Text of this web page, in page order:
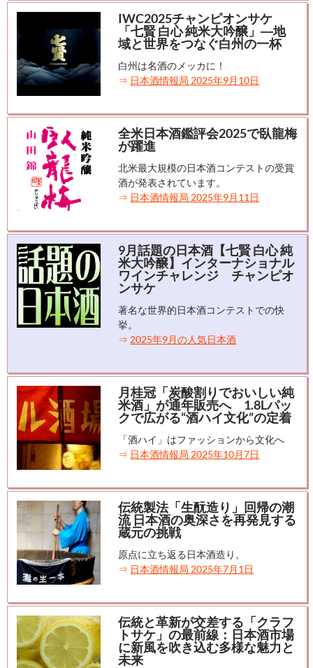
IWC2025チャンピオンサケ
「七賢 白心 純米大吟醸」―地
域と世界をつなぐ白州の一杯
白州は名酒のメッカに！
⇒ 日本酒情報局 2025年9月10日
全米日本酒鑑評会2025で臥龍梅
が躍進
北米最大規模の日本酒コンテストの受賞
酒が発表されています。
⇒ 日本酒情報局 2025年9月11日
9月話題の日本酒【七賢 白心 純
米大吟醸】インターナショナル
ワインチャレンジ チャンピオ
ンサケ
著名な世界的日本酒コンテストでの快
挙。
⇒ 2025年9月の人気日本酒
月桂冠「炭酸割りでおいしい純
米酒」が通年販売へ 1.8Lパッ
クで広がる“酒ハイ文化”の定着
「酒ハイ」はファッションから文化へ
⇒ 日本酒情報局 2025年10月7日
伝統製法「生酛造り」回帰の潮
流 日本酒の奥深さを再発見する
蔵元の挑戦
原点に立ち返る日本酒造り。
⇒ 日本酒情報局 2025年7月1日
伝統と革新が交差する「クラフ
トサケ」の最前線：日本酒市場
に新風を吹き込む多様な魅力と
未来